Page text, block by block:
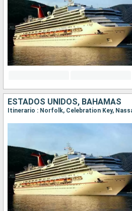
ESTADOS UNIDOS, BAHAMAS
Itinerario : Norfolk, Celebration Key,